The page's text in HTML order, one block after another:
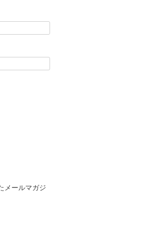
メールマガジ